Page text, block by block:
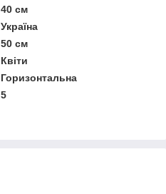
40 см
Україна
50 см
Квіти
Горизонтальна
5